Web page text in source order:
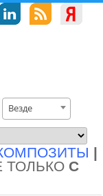
Везде
|
ТОЛЬКО С